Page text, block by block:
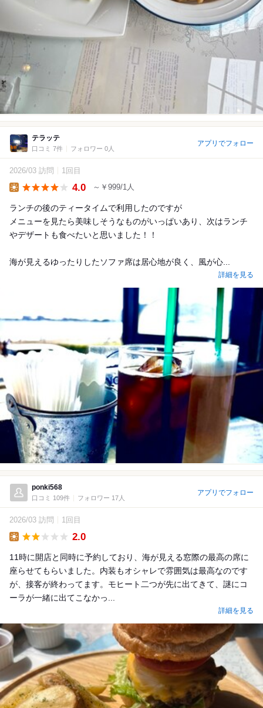
テラッテ
口コミ 7件 フォロワー 0人
アプリでフォロー
2026/03 訪問 1回目
4.0 ～￥999/1人
ランチの後のティータイムで利用したのですが
メニューを見たら美味しそうなものがいっぱいあり、次はランチ
やデザートも食べたいと思いました！！
海が見えるゆったりしたソファ席は居心地が良く、風が心...
詳細を見る
ponki568
口コミ 109件 フォロワー 17人
アプリでフォロー
2026/03 訪問 1回目
2.0
11時に開店と同時に予約しており、海が見える窓際の最高の席に
座らせてもらいました。内装もオシャレで雰囲気は最高なのです
が、接客が終わってます。モヒート二つが先に出てきて、謎にコ
ーラが一緒に出てこなかっ...
詳細を見る